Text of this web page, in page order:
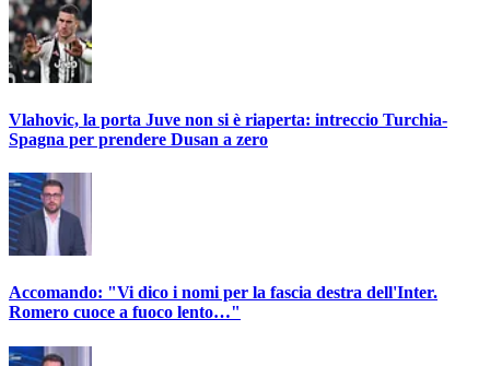
Vlahovic, la porta Juve non si è riaperta: intreccio Turchia-
Spagna per prendere Dusan a zero
Accomando: "Vi dico i nomi per la fascia destra dell'Inter.
Romero cuoce a fuoco lento…"